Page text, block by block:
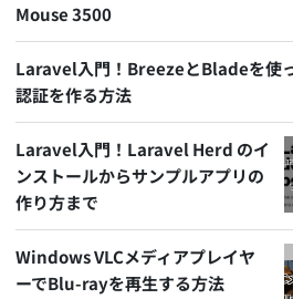
Mouse 3500
Laravel入門！BreezeとBladeを使
認証を作る方法
Laravel入門！Laravel Herd のイ
ンストールからサンプルアプリの
作り方まで
Windows VLCメディアプレイヤ
ーでBlu-rayを再生する方法